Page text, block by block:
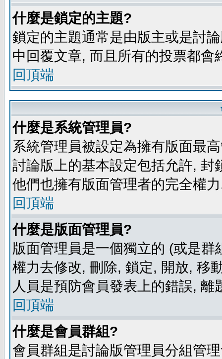
什麼是鎖定的主題?
鎖定的主題通常是由版主或是討
中回覆文章, 而且所有的投票都
回頂端
什麼是系統管理員?
系統管理員被設定為擁有版面最
討論版上的基本設定包括允許,
他們也擁有版面管理者的完全權
回頂端
什麼是版面管理員?
版面管理員是一個獨立的 (或是
權力去修改, 刪除, 鎖定, 開放, 移
人員是預防會員發表上的錯誤, 離
回頂端
什麼是會員群組?
會員群組是討論版管理員分組管